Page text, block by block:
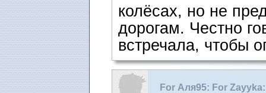
колёсах, но не
дорогам. Честно
встречала, чтобы
For Аля95: For